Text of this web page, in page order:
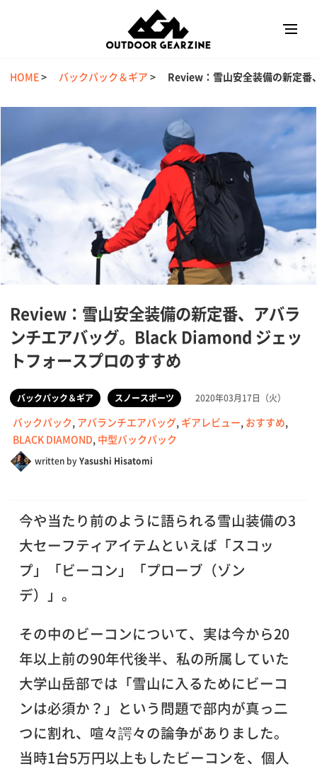
HOME> バックパック＆ギア > Review：雪山安全装備の新定
Review：雪山安全装備の新定番、アバラ
ンチエアバッグ。Black Diamond ジェッ
トフォースプロのすすめ
バックパック＆ギア スノースポーツ 2020年03月17日（火）
バックパック, アバランチエアバッグ, ギアレビュー, おすすめ,
BLACK DIAMOND, 中型バックパック
written byYasushi Hisatomi
今や当たり前のように語られる雪山装備の3
大セーフティアイテムといえば「スコッ
プ」「ビーコン」「プローブ（ゾン
デ）」。
その中のビーコンについて、実は今から20
年以上前の90年代後半、私の所属していた
大学山岳部では「雪山に入るためにビーコ
ンは必須か？」という問題で部内が真っ二
つに割れ、喧々諤々の論争がありました。
当時1台5万円以上もしたビーコンを、個人